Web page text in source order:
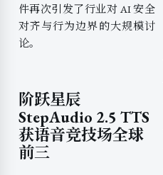
件再次引发了行业对 AI 安全
对齐与行为边界的大规模讨
论。
阶跃星辰
StepAudio 2.5 TTS
获语音竞技场全球
前三